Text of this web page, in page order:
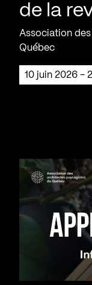
de la
Association
Québec
10 juin 2026 -